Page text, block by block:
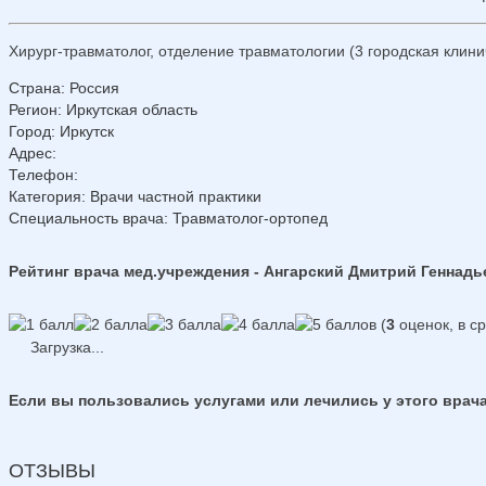
Хирург-травматолог, отделение травматологии (3 городская
Страна: Россия
Регион: Иркутская область
Город: Иркутск
Адрес:
Телефон:
Категория: Врачи частной практики
Специальность врача: Травматолог-ортопед
Рейтинг врача мед.учреждения - Ангарский Дмитрий
(3 оценок, в
Загрузка...
Если вы пользовались услугами или лечились у этого
ОТЗЫВЫ